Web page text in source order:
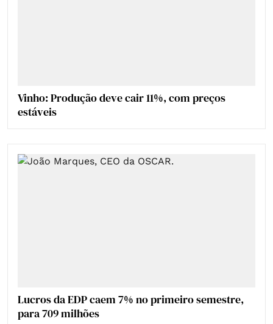
Vinho: Produção deve cair 11%, com preços
estáveis
Lucros da EDP caem 7% no primeiro semestre,
para 709 milhões